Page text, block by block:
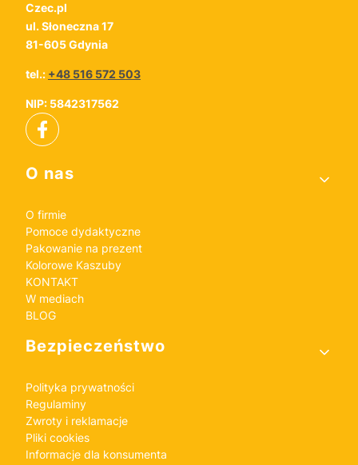
Czec.pl
ul. Słoneczna 17
81-605 Gdynia
tel.: +48 516 572 503
NIP: 5842317562
Linki w stopce
O nas
O firmie
Pomoce dydaktyczne
Pakowanie na prezent
Kolorowe Kaszuby
KONTAKT
W mediach
BLOG
Bezpieczeństwo
Polityka prywatności
Regulaminy
Zwroty i reklamacje
Pliki cookies
Informacje dla konsumenta